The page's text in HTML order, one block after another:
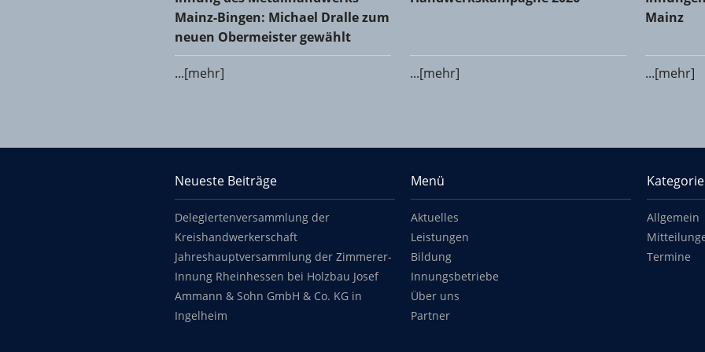
Mainz-Bingen: Michael Dralle zum
neuen Obermeister gewählt
...[mehr] ...[mehr]
Mainz
...[mehr]
Footer content
Neueste Beiträge
Delegiertenversammlung der
Kreishandwerkerschaft
Jahreshauptversammlung der Zimmerer-
Innung Rheinhessen bei Holzbau Josef
Ammann & Sohn GmbH & Co. KG in
Ingelheim
Menü
Aktuelles
Leistungen
Bildung
Innungsbetriebe
Über uns
Partner
Allgemein
Termine